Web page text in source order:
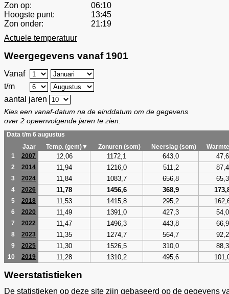
Zon op:
06:10
Hoogste punt:
13:45
Zon onder:
21:19
Actuele temperatuur
Weergegevens vanaf 1901
Vanaf
t/m
aantal jaren
Kies een vanaf-datum na de einddatum om de gegevens
over 2 opeenvolgende jaren te zien.
Data t/m 6 augustus
Jaar
Temp. (gem)▼ Zonuren (som) Neerslag (som)
1
2007 12,06 1172,1 643,0 47,6
2 2014 11,94 1216,0 511,2 87,4
3 2024 11,84 1083,7 656,8 65,3
4 2026 11,78 1456,6 368,9
5 2018 11,53 1415,8 295,2
6 2020 11,49 1391,0 427,3 54,0
7 2022 11,47 1496,3 443,8 66,9
8 2023 11,35 1274,7 564,7 92,2
9 2025 11,30 1526,5 310,0 88,3
10 2019 11,28 1310,2 495,6
Weerstatistieken
De statistieken op deze site zijn gebaseerd op de gegevens